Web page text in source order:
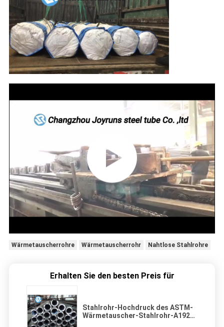
Wärmetauscherrohre Wärmetauscherrohr Nahtlose Stahlrohre
Erhalten Sie den besten Preis für
Stahlrohr-Hochdruck des ASTM-
Wärmetauscher-Stahlrohr-A192M